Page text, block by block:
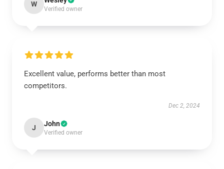
W
Verified owner
Excellent value, performs better than most
competitors.
Dec 2, 2024
J John
Verified owner